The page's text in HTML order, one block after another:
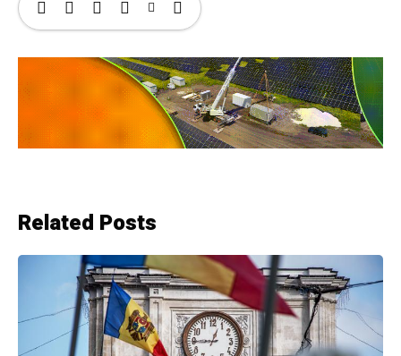
Related Posts